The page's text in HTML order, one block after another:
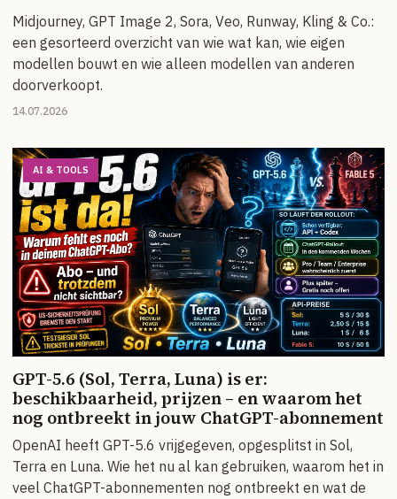
Midjourney, GPT Image 2, Sora, Veo, Runway, Kling & Co.:
een gesorteerd overzicht van wie wat kan, wie eigen
modellen bouwt en wie alleen modellen van anderen
doorverkoopt.
14.07.2026
AI & TOOLS
GPT-5.6 (Sol, Terra, Luna) is er:
beschikbaarheid, prijzen – en waarom het
nog ontbreekt in jouw ChatGPT-abonnement
OpenAI heeft GPT-5.6 vrijgegeven, opgesplitst in Sol,
Terra en Luna. Wie het nu al kan gebruiken, waarom het in
veel ChatGPT-abonnementen nog ontbreekt en wat de